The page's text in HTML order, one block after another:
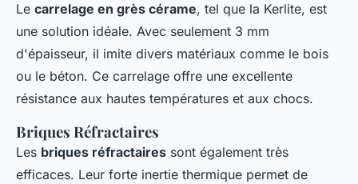
Le carrelage en grès cérame, tel que la Kerlite, est
une solution idéale. Avec seulement 3 mm
d'épaisseur, il imite divers matériaux comme le bois
ou le béton. Ce carrelage offre une excellente
résistance aux hautes températures et aux chocs.
Briques Réfractaires
Les briques réfractaires sont également très
efficaces. Leur forte inertie thermique permet de